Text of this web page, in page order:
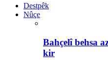
Destpêk
Nûçe
Bahçelî behsa
kir